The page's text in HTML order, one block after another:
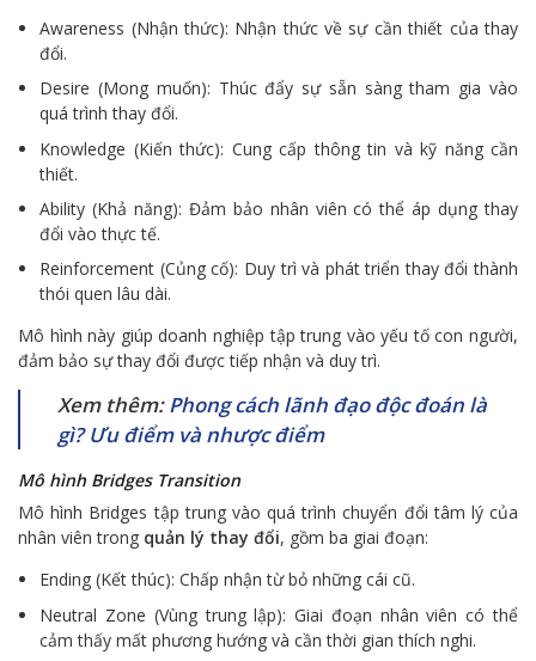
Awareness (Nhận thức): Nhận thức về sự cần thiết của thay
đổi.
Desire (Mong muốn): Thúc đẩy sự sẵn sàng tham gia vào
quá trình thay đổi.
Knowledge (Kiến thức): Cung cấp thông tin và kỹ năng cần
thiết.
Ability (Khả năng): Đảm bảo nhân viên có thể áp dụng thay
đổi vào thực tế.
Reinforcement (Củng cố): Duy trì và phát triển thay đổi thành
thói quen lâu dài.
Mô hình này giúp doanh nghiệp tập trung vào yếu tố con người,
đảm bảo sự thay đổi được tiếp nhận và duy trì.
Xem thêm:Phong cách lãnh đạo độc đoán là
gì? Ưu điểm và nhược điểm
Mô hình Bridges Transition
Mô hình Bridges tập trung vào quá trình chuyển đổi tâm lý của
nhân viên trong quản lý thay đổi, gồm ba giai đoạn:
Ending (Kết thúc): Chấp nhận từ bỏ những cái cũ.
Neutral Zone (Vùng trung lập): Giai đoạn nhân viên có thể
cảm thấy mất phương hướng và cần thời gian thích nghi.